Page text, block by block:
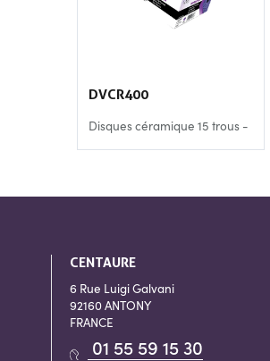
DVCR400
Disques céramique 15 trous -
CENTAURE
6 Rue Luigi Galvani
92160 ANTONY
FRANCE
01 55 59 15 30